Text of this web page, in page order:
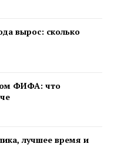
вырос: сколько
ФИФА: что
лучшее время и